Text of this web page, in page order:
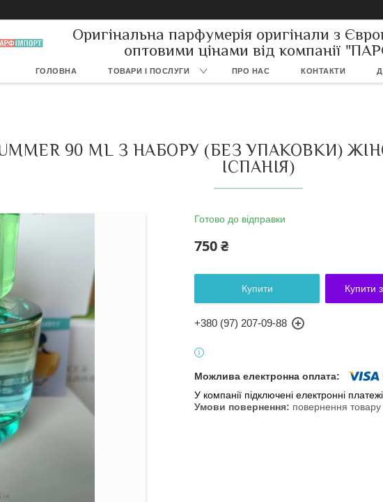
Оригінальна парфумерія оригінали з
оптовими цінами від компанії
ГОЛОВНА ТОВАРИ І ПОСЛУГИ ПРО НАС КОНТАКТИ
SUMMER 90 ML З НАБОРУ (БЕЗ УПАКОВКИ)
ІСПАНІЯ)
Готово до відправки
750 ₴
Купити Купити з
+380 (97) 207-09-88
У компанії підключені електронні
повернення